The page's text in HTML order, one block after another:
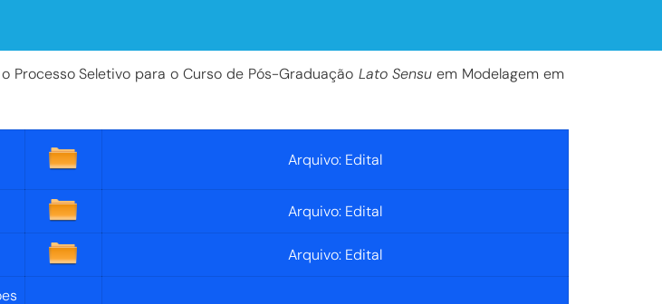
Processo Seletivo para o Curso de Pós-Graduação Lato Sensu em Modelagem em
Arquivo: Edital
Arquivo: Edital
Arquivo: Edital